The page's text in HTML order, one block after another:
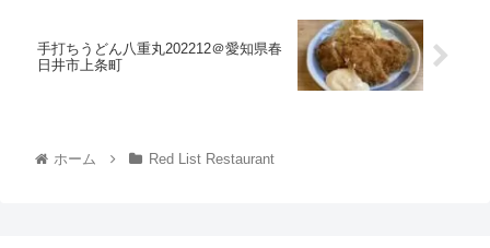
手打ちうどん八重丸202212＠愛知県春
日井市上条町
ホーム Red List Restaurant